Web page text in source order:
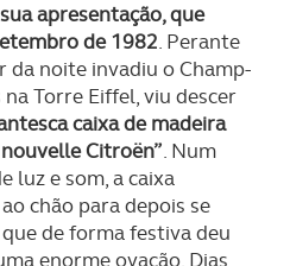
apresentação, que
de 1982. Perante
da noite invadiu o Champ-
Torre Eiffel, viu descer
caixa de madeira
Citroën”. Num
luz e som, a caixa
chão para depois se
de forma festiva deu
enorme ovação. Dias